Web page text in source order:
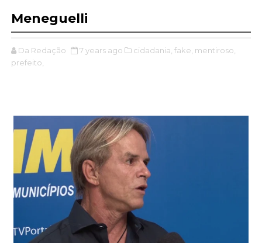
Meneguelli
Da Redação 7 years ago cidadania, fake, mentiroso,
prefeito,